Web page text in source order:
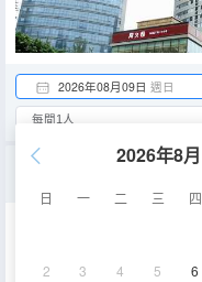
2026年08月09日 週日
2026年8月
日 一 二 三 四
2 3 4 5 6